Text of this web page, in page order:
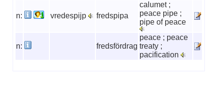
n: vredespijp fredspipa
calumet ;
peace pipe ;
pipe of peace
n: fredsfördrag
peace ; peace
treaty ;
pacification